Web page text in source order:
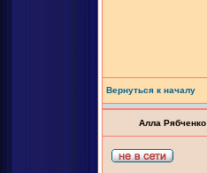
Вернуться к началу
Алла Рябченко